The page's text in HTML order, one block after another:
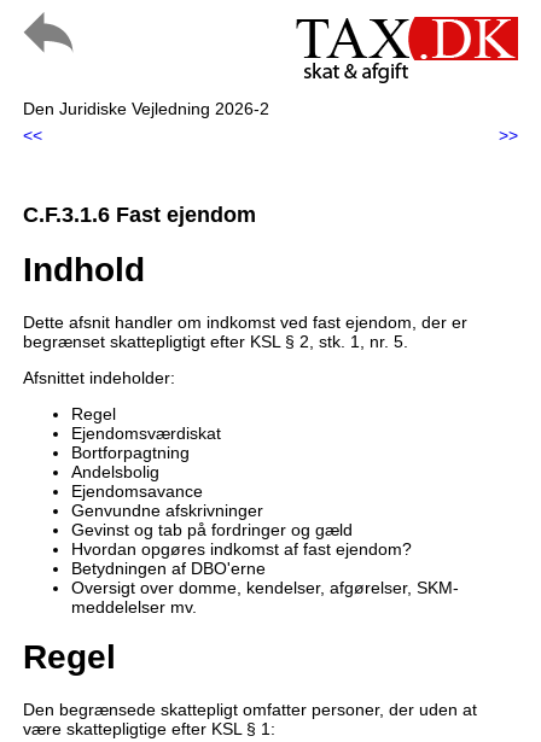
Den Juridiske Vejledning 2026-2
<<
>>
C.F.3.1.6 Fast ejendom
Indhold
Dette afsnit handler om indkomst ved fast ejendom, der er
begrænset skattepligtigt efter KSL § 2, stk. 1, nr. 5.
Afsnittet indeholder:
Regel
Ejendomsværdiskat
Bortforpagtning
Andelsbolig
Ejendomsavance
Genvundne afskrivninger
Gevinst og tab på fordringer og gæld
Hvordan opgøres indkomst af fast ejendom?
Betydningen af DBO'erne
Oversigt over domme, kendelser, afgørelser, SKM-
meddelelser mv.
Regel
Den begrænsede skattepligt omfatter personer, der uden at
være skattepligtige efter KSL § 1: